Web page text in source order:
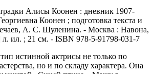
Алисы Коонен : дневник 1907-
Коонен ; подготовка текста и
А. С. Шуленина. - Москва : Навона,
ил. ; 21 см. - ISBN 978-5-91798-031-7
истинной актрисы не только по
но и по складу характера. Она